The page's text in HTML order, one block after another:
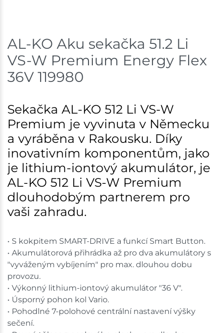
AL-KO Aku sekačka 51.2 Li
VS-W Premium Energy Flex
36V 119980
Sekačka AL-KO 512 Li VS-W
Premium je vyvinuta v Německu
a vyráběna v Rakousku. Díky
inovativním komponentům, jako
je lithium-iontový akumulátor, je
AL-KO 512 Li VS-W Premium
dlouhodobým partnerem pro
vaši zahradu.
• S kokpitem SMART-DRIVE a funkcí Smart Button.
• Akumulátorová přihrádka až pro dva akumulátory s
"vyváženým vybíjením" pro max. dlouhou dobu
provozu.
• Výkonný lithium-iontový akumulátor "36 V".
• Úsporný pohon kol Vario.
• Pohodlné 7-polohové centrální nastavení výšky
sečení.